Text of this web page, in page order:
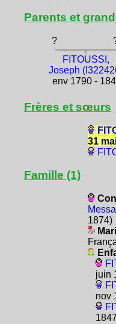
Parents et
?
FITOUSSI,
Joseph
env 1790 -
Frères et sœurs
31
Famille (1)
1874)
juin
nov